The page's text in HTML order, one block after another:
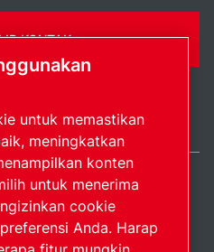
KONTAK
© 2026 Hak Cipta.
/ IN
untuk memastikan
meningkatkan
konten
untuk menerima
cookie
Anda. Harap